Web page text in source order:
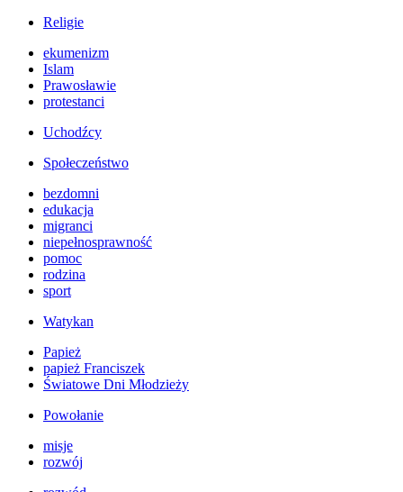
Religie
ekumenizm
Islam
Prawosławie
protestanci
Uchodźcy
Społeczeństwo
bezdomni
edukacja
migranci
niepełnosprawność
pomoc
rodzina
sport
Watykan
Papież
papież Franciszek
Światowe Dni Młodzieży
Powołanie
misje
rozwój